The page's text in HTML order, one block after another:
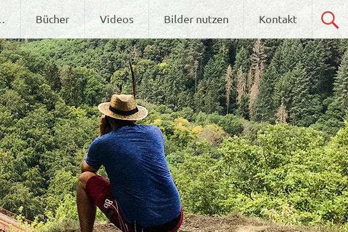
Bücher Videos Bilder nutzen Kontakt